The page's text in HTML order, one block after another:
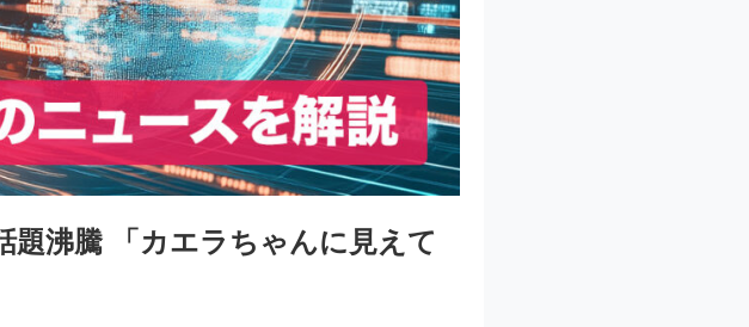
沸騰 「カエラちゃんに見えて